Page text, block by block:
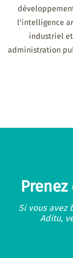
l'intelligence
industriel
administration
Si vous avez
Aditu,